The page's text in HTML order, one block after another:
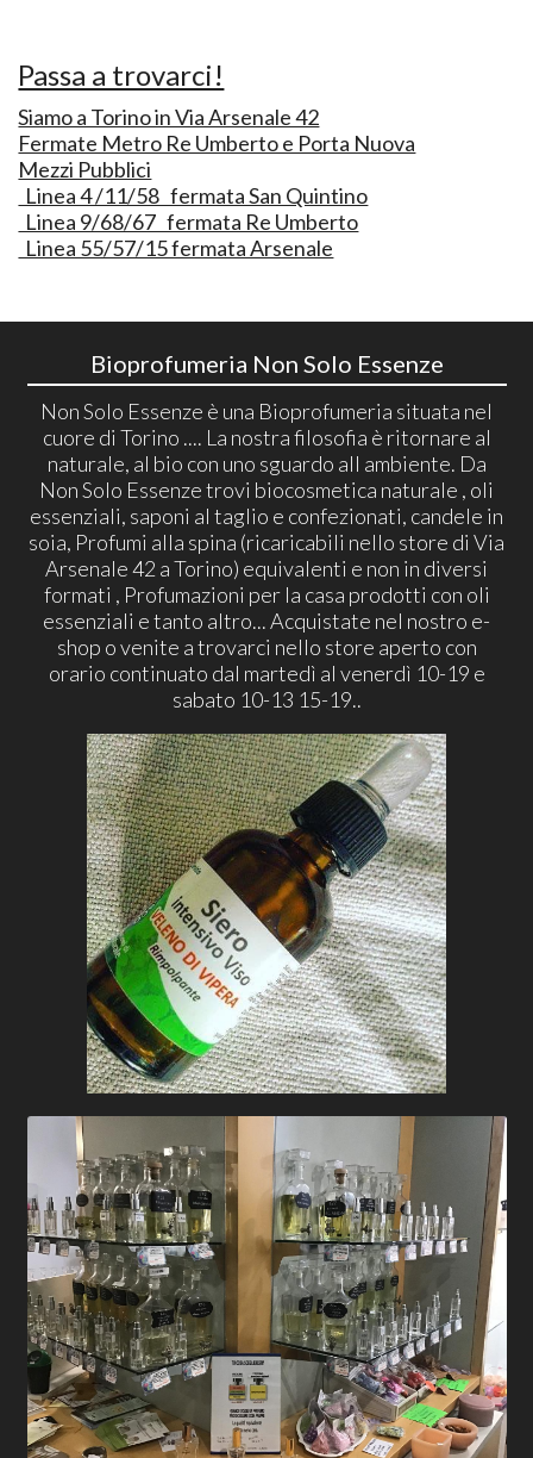
Passa a trovarci!
Siamo a Torino in Via Arsenale 42
Fermate Metro Re Umberto e Porta Nuova
Mezzi Pubblici
Linea 4 /11/58 fermata San Quintino
Linea 9/68/67 fermata Re Umberto
Linea 55/57/15 fermata Arsenale
Bioprofumeria Non Solo Essenze
Non Solo Essenze è una Bioprofumeria situata nel
cuore di Torino .... La nostra filosofia è ritornare al
naturale, al bio con uno sguardo all ambiente. Da
Non Solo Essenze trovi biocosmetica naturale , oli
essenziali, saponi al taglio e confezionati, candele in
soia, Profumi alla spina (ricaricabili nello store di Via
Arsenale 42 a Torino) equivalenti e non in diversi
formati , Profumazioni per la casa prodotti con oli
essenziali e tanto altro... Acquistate nel nostro e-
shop o venite a trovarci nello store aperto con
orario continuato dal martedì al venerdì 10-19 e
sabato 10-13 15-19..